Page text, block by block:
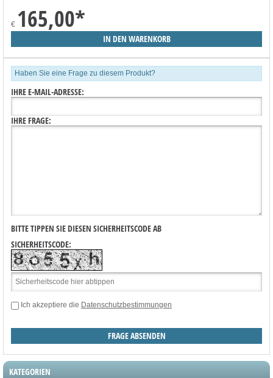
€ 165,00*
Haben Sie eine Frage zu diesem Produkt?
IHRE E-MAIL-ADRESSE:
IHRE FRAGE:
BITTE TIPPEN SIE DIESEN SICHERHEITSCODE AB
SICHERHEITSCODE:
Ich akzeptiere die Datenschutzbestimmungen
KATEGORIEN